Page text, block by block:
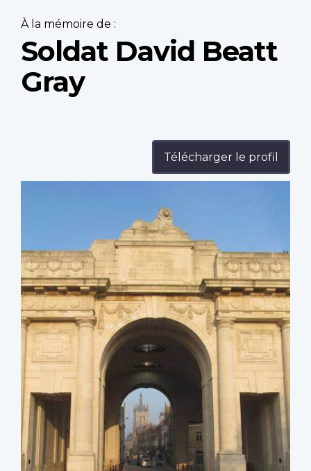
À la mémoire de :
Soldat David Beatt
Gray
Télécharger le profil